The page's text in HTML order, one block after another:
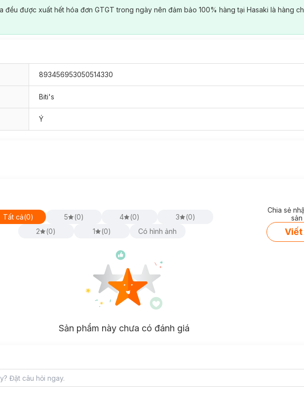
đều được xuất hết hóa đơn GTGT trong ngày nên đảm bảo 100% hàng tại Hasaki là hàng
893456953050514330
Biti's
Ý
Tất cả(0) 5 (0) 4 (0) 3 (0)
2
(0) 1 (0) Có hình ảnh
Chia sẻ
Viết
Sản phẩm này chưa có đánh giá